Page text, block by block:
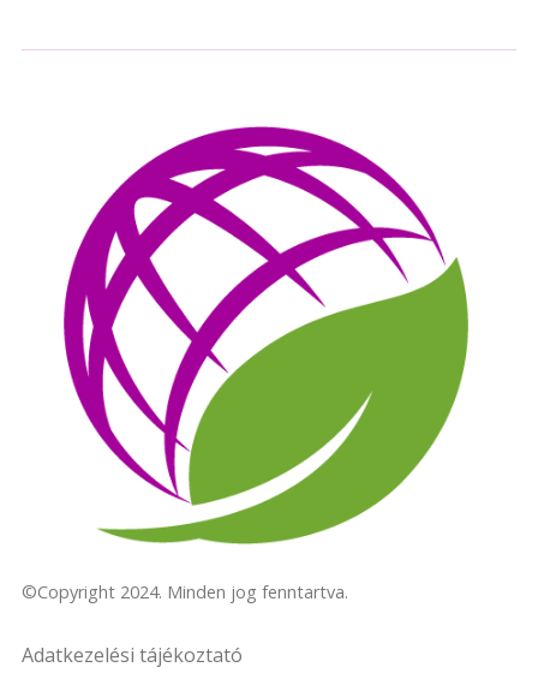
©Copyright 2024. Minden jog fenntartva.
Adatkezelési tájékoztató